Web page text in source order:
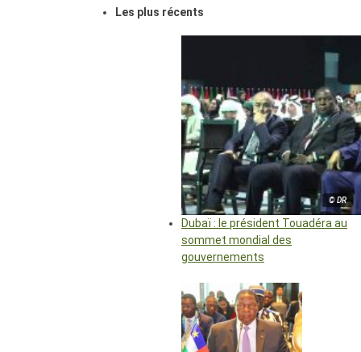
Les plus récents
© DR
Dubaï : le président Touadéra au
sommet mondial des
gouvernements